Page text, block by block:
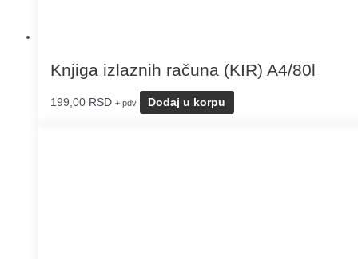
Knjiga izlaznih računa (KIR) A4/80l
199,00 RSD + pdv Dodaj u korpu